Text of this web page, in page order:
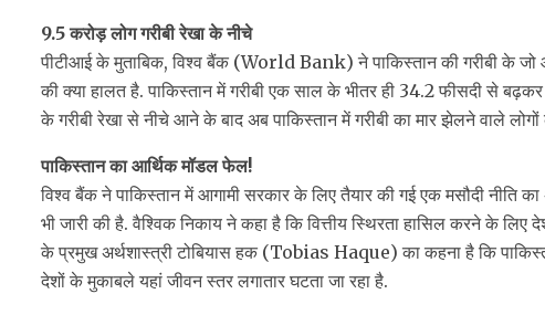
9.5 करोड़ लोग गरीबी रेखा के नीचे
पीटीआई के मुताबिक, विश्व बैंक (World Bank) ने पाकिस्तान की गरीबी के
की क्या हालत है. पाकिस्तान में गरीबी एक साल के भीतर ही 34.2 फीसदी से
के गरीबी रेखा से नीचे आने के बाद अब पाकिस्तान में गरीबी का मार झेलने वाले
पाकिस्तान का आर्थिक मॉडल फेल!
विश्व बैंक ने पाकिस्तान में आगामी सरकार के लिए तैयार की गई एक मसौदी
भी जारी की है. वैश्विक निकाय ने कहा है कि वित्तीय स्थिरता हासिल करने के
के प्रमुख अर्थशास्त्री टोबियास हक (Tobias Haque) का कहना है कि
देशों के मुकाबले यहां जीवन स्तर लगातार घटता जा रहा है.